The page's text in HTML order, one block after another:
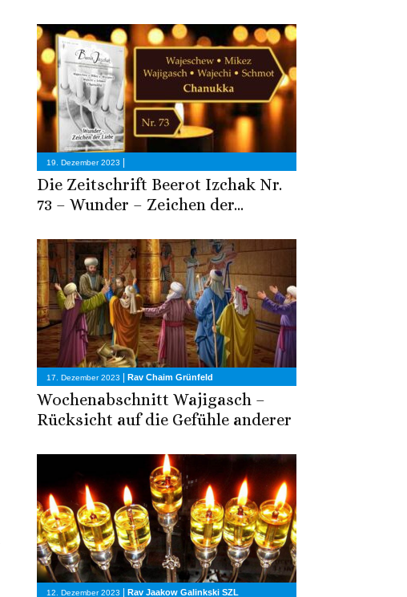
19. Dezember 2023 |
Die Zeitschrift Beerot Izchak Nr.
73 – Wunder – Zeichen der...
17. Dezember 2023 | Rav Chaim Grünfeld
Wochenabschnitt Wajigasch –
Rücksicht auf die Gefühle anderer
12. Dezember 2023 | Rav Jaakow Galinkski SZL